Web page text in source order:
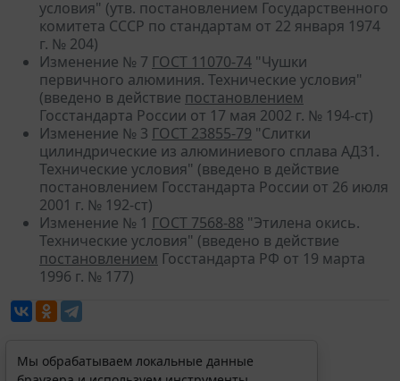
условия" (утв. постановлением Государственного
комитета СССР по стандартам от 22 января 1974
г. № 204)
Изменение № 7 ГОСТ 11070-74 "Чушки
первичного алюминия. Технические условия"
(введено в действие постановлением
Госстандарта России от 17 мая 2002 г. № 194-ст)
Изменение № 3 ГОСТ 23855-79 "Слитки
цилиндрические из алюминиевого сплава АД31.
Технические условия" (введено в действие
постановлением Госстандарта России от 26 июля
2001 г. № 192-ст)
Изменение № 1 ГОСТ 7568-88 "Этилена окись.
Технические условия" (введено в действие
постановлением Госстандарта РФ от 19 марта
1996 г. № 177)
Мы обрабатываем локальные данные